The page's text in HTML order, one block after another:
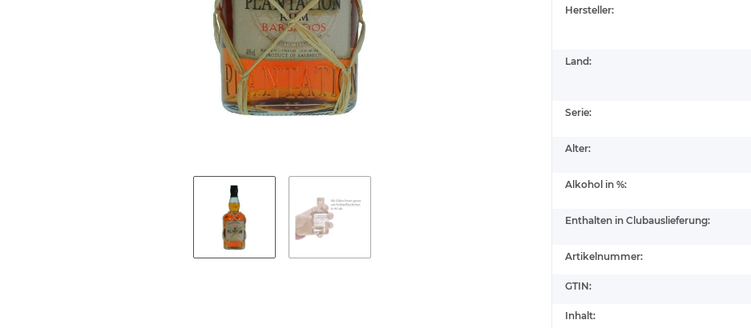
Hersteller:
Land:
Serie:
Alter:
Alkohol in %:
Enthalten in Clubauslieferung:
Artikelnummer:
GTIN:
Inhalt: